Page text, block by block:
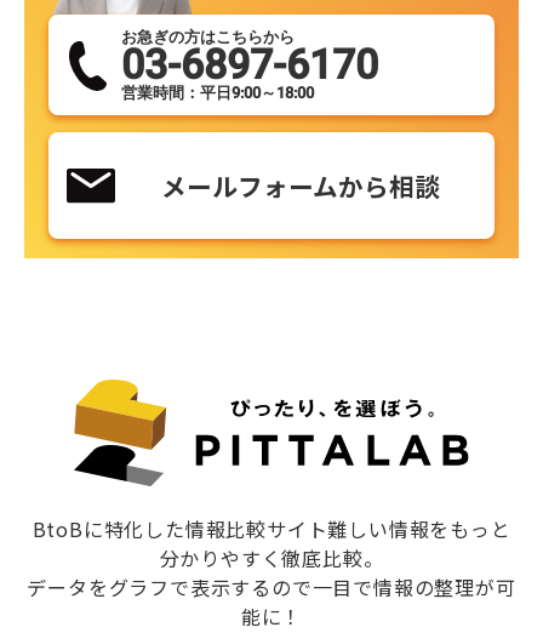
お急ぎの方はこちらから
03-6897-6170
営業時間：平日9:00～18:00
メールフォームから相談
BtoBに特化した情報比較サイト難しい情報をもっと
分かりやすく徹底比較。
データをグラフで表示するので一目で情報の整理が可
能に！